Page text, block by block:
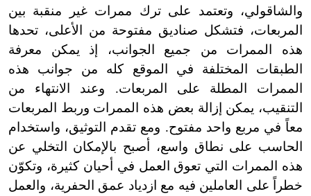
والشاقولي، وتعتمد على ترك ممرات غير منقبة بين
المربعات، فتشكل صناديق مفتوحة من الأعلى، تحدها
هذه الممرات من جميع الجوانب، إذ يمكن معرفة
الطبقات المختلفة في الموقع كله من جوانب هذه
الممرات المطلة على المربعات. وعند الانتهاء من
التنقيب، يمكن إزالة بعض هذه الممرات وربط المربعات
معاً في مربع واحد مفتوح. ومع تقدم التوثيق، واستخدام
الحاسب على نطاق واسع، أصبح بالإمكان التخلي عن
هذه الممرات التي تعوق العمل في أحيان كثيرة، وتكوّن
خطراً على العاملين فيه مع ازدياد عمق الحفرية، والعمل